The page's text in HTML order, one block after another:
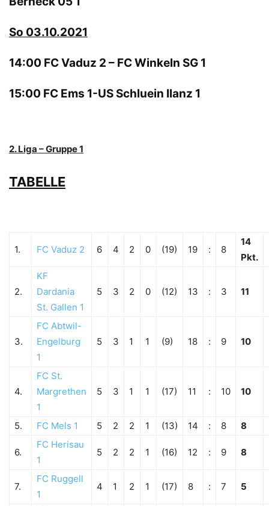
So 03.10.2021
14:00 FC Vaduz 2 – FC Winkeln SG 1
15:00 FC Ems 1-US Schluein Ilanz 1
2. Liga – Gruppe 1
TABELLE
1. FC Vaduz 2 6 4 2 0 (19) 19 : 8
14
Pkt.
2.
KF
Dardania
St. Gallen 1
5 3 2 0 (12) 13 : 3 11
3.
FC Abtwil-
Engelburg
1
5 3 1 1 (9) 18 : 9 10
4.
FC St.
Margrethen
1
5 3 1 1 (17) 11 : 10 10
5. FC Mels 1 5 2 2 1 (13) 14 : 8 8
6.
FC Herisau
1
5 2 2 1 (16) 12 : 9 8
7.
FC Ruggell
1
4 1 2 1 (17) 8 : 7 5